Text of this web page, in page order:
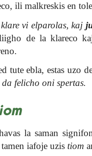
ili malkreskis en
vi elparolas, kaj
de la klareco
tute ebla, estas uzo
da felicho oni spertas.
la saman
iafoje uzis tiom